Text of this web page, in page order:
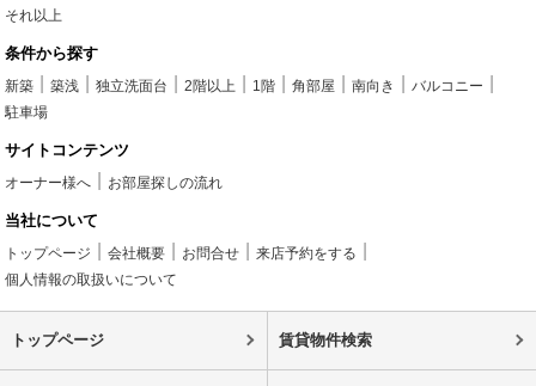
それ以上
条件から探す
新築 築浅 独立洗面台 2階以上 1階 角部屋 南向き
バルコニー
駐車場
サイトコンテンツ
オーナー様へ お部屋探しの流れ
当社について
トップページ 会社概要 お問合せ
来店予約をする
個人情報の取扱いについて
トップページ 賃貸物件検索